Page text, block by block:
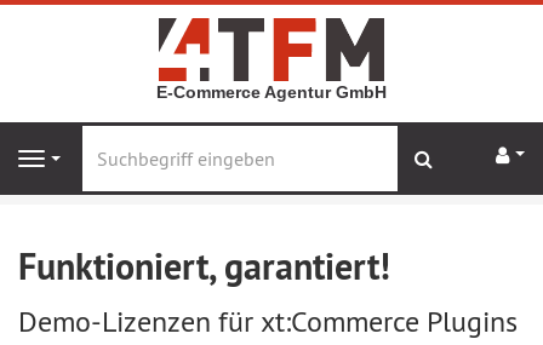
E-Commerce Agentur GmbH
Navigation
Funktioniert, garantiert!
Demo-Lizenzen für xt:Commerce Plugins